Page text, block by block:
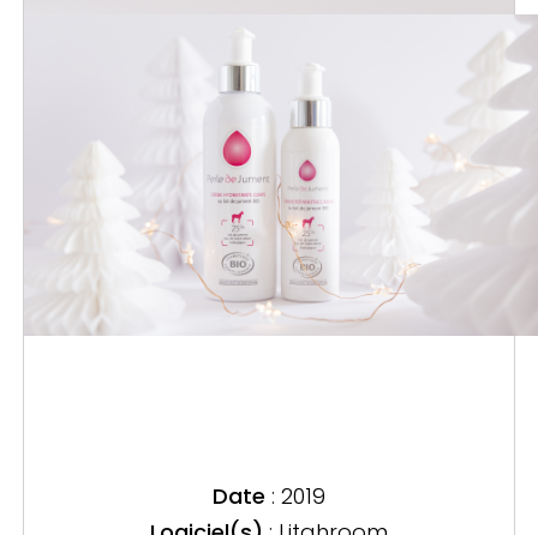
Date : 2019